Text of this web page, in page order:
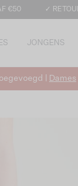
€50 ✓
JONGENS
| Dames